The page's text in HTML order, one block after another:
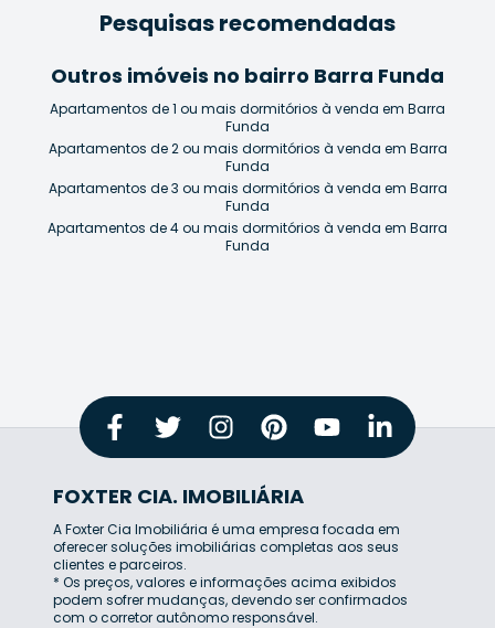
Pesquisas recomendadas
Outros imóveis no bairro Barra Funda
Apartamentos de 1 ou mais dormitórios à venda em Barra
Funda
Apartamentos de 2 ou mais dormitórios à venda em Barra
Funda
Apartamentos de 3 ou mais dormitórios à venda em Barra
Funda
Apartamentos de 4 ou mais dormitórios à venda em Barra
Funda
FOXTER CIA. IMOBILIÁRIA
A Foxter Cia Imobiliária é uma empresa focada em
oferecer soluções imobiliárias completas aos seus
clientes e parceiros.
* Os preços, valores e informações acima exibidos
podem sofrer mudanças, devendo ser confirmados
com o corretor autônomo responsável.